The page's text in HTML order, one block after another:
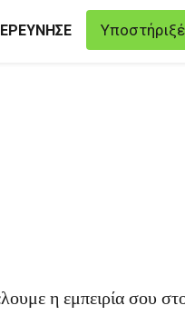
η εμπειρία σου